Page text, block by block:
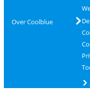
Over Coolblue